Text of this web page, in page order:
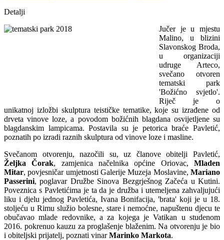
Detalji
Jučer je u mjestu
Malino, u blizini
Slavonskog Broda,
u organizaciji
udruge Arteco,
svečano otvoren
tematski park
'Božićno svjetlo'.
Riječ je o
unikatnoj izložbi skulptura teističke tematike, koje su izrađene od
drveta vinove loze, a povodom božićnih blagdana osvijetljene su
blagdanskim lampicama. Postavila su je petorica braće Pavletić,
poznatih po izradi raznih skulptura od vinove loze i masline.
Svečanom otvorenju, nazočili su, uz članove obitelji Pavletić,
Željka Čorak, zamjenica načelnika općine Oriovac,Mladen
Mitar, povjesničar umjetnosti Galerije Muzeja Moslavine, Mariano
Passerini, poglavar Družbe Sinova Bezgrješnog Začeća u Kutini.
Poveznica s Pavletićima je ta da je družba i utemeljena zahvaljujući
liku i djelu jednog Pavletića, Ivana Bonifacija, 'brata' koji je u 18.
stoljeću u Rimu služio bolesne, stare i nemoćne, napuštenu djecu te
obučavao mlade redovnike, a za kojega je Vatikan u studenom
2016. pokrenuo kauzu za proglašenje blaženim. Na otvorenju je bio
i obiteljski prijatelj, poznati vinarMarinko Markota.